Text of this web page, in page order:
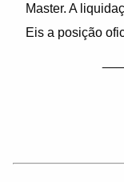
Master. A
Eis a posição